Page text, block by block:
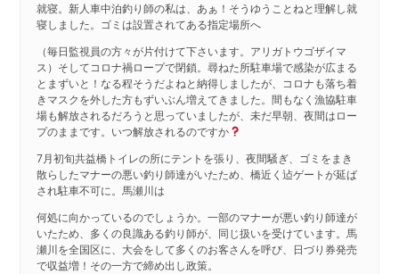
就寝。新人車中泊釣り師の私は、あぁ！そうゆうことねと理解し就
寝しました。ゴミは設置されてある指定場所へ
（毎日監視員の方々が片付けて下さいます。アリガトウゴザイマ
ス）そしてコロナ禍ロープで閉鎖。尋ねた所駐車場で感染が広まる
とまずいと！なる程そうだよねと納得しましたが、コロナも落ち着
きマスクを外した方もずいぶん増えてきました。間もなく漁協駐車
場も解放されるだろうと思っていましたが、未だ早朝、夜間はロー
プのままです。いつ解放されるのですか
7月初旬共益橋トイレの所にテントを張り、夜間騒ぎ、ゴミをまき
散らしたマナーの悪い釣り師達がいたため、橋近く迠ゲートが延ば
され駐車不可に。馬瀬川は
何処に向かっているのでしょうか。一部のマナーが悪い釣り師達が
いたため、多くの良識ある釣り師が、同じ扱いを受けています。馬
瀬川を全国区に、大会をして多くのお客さんを呼び、日づり券発売
で収益増！その一方で締め出し政策。